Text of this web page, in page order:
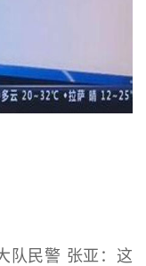
队民警 张亚：这